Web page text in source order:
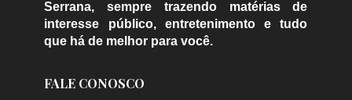
Serrana, sempre trazendo matérias de
interesse público, entretenimento e tudo
que há de melhor para você.
FALE CONOSCO